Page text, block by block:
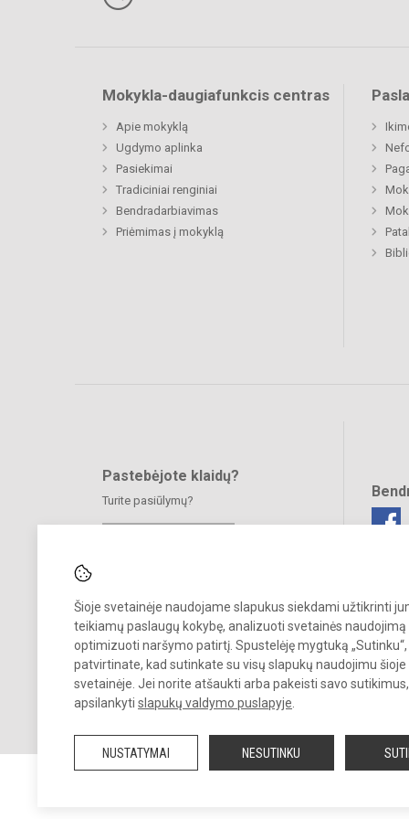
Šioje svetainėje naudojame slapukus siekdami užtikrinti
teikiamų paslaugų kokybę, analizuoti svetainės naudojimą
optimizuoti naršymo patirtį. Spustelėję mygtuką „Sutinku“,
patvirtinate, kad sutinkate su visų slapukų naudojimu šioje
svetainėje. Jei norite atšaukti arba pakeisti savo
apsilankyti slapukų valdymo puslapyje
NUSTATYMAI NESUTINKU
Mokykla-daugiafunkcis centras
Apie mokyklą
Ugdymo aplinka
Pasiekimai
Tradiciniai renginiai
Bendradarbiavimas
Priėmimas į mokyklą
Pastebėjote klaidų?
Turite pasiūlymų?
© 2025. Jonavos Raimundo Samulevičiaus progimnazija Žeimių
Visos teisės saugomos.
Kopijuoti turinį be raštiško įstaigos administracijos sutikimo griežtai
draudžiama.